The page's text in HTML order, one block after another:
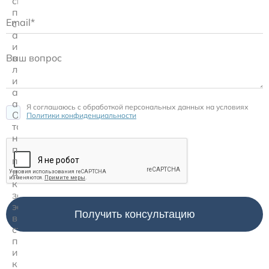
пациента
с
аппаратом
искусственной
вентиляции
легких
или
анестезиологическим
аппаратом.
От
того,
насколько
правильно
подобран
дыхательный
контур,
зависит
эффективность
вентиляции,
стабильность
параметров
и
комфорт
Я соглашаюсь c обработкой персональных данных на условиях
Политики конфиденциальности